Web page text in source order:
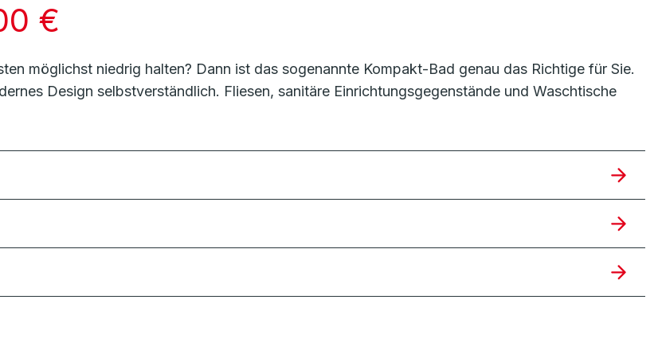
€
möglichst niedrig halten? Dann ist das sogenannte Kompakt-Bad genau das Richtige für Sie.
Design selbstverständlich. Fliesen, sanitäre Einrichtungsgegenstände und Waschtische